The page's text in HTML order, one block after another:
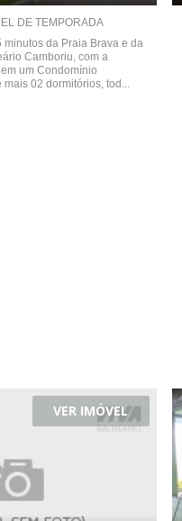
DE TEMPORADA
minutos da Praia Brava e da
Camboriu, com a
um Condomínio
mais 02 dormitórios, tod...
VER IMÓVEL